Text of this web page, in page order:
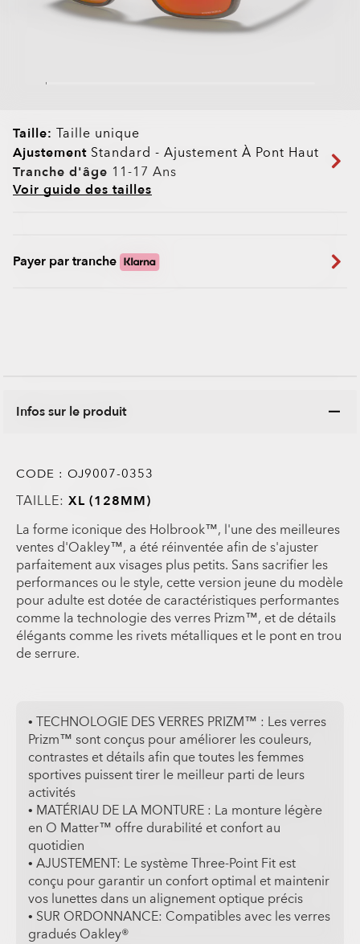
Taille: Taille unique
Ajustement Standard - Ajustement À Pont Haut
Tranche d'âge 11-17 Ans
Voir guide des tailles
Payer par tranche
Infos sur le produit
CODE : OJ9007-0353
TAILLE:XL (128MM)
La forme iconique des Holbrook™, l'une des meilleures
ventes d'Oakley™, a été réinventée afin de s'ajuster
parfaitement aux visages plus petits. Sans sacrifier les
performances ou le style, cette version jeune du modèle
pour adulte est dotée de caractéristiques performantes
comme la technologie des verres Prizm™, et de détails
élégants comme les rivets métalliques et le pont en trou
de serrure.
• TECHNOLOGIE DES VERRES PRIZM™ : Les verres
Prizm™ sont conçus pour améliorer les couleurs,
contrastes et détails afin que toutes les femmes
sportives puissent tirer le meilleur parti de leurs
activités
• MATÉRIAU DE LA MONTURE : La monture légère
en O Matter™ offre durabilité et confort au
quotidien
• AJUSTEMENT: Le système Three-Point Fit est
conçu pour garantir un confort optimal et maintenir
vos lunettes dans un alignement optique précis
• SUR ORDONNANCE: Compatibles avec les verres
gradués Oakley®